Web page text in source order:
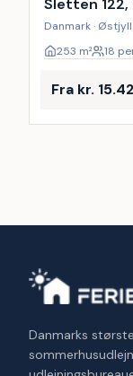
Sletten
Danmark ·
253 m² 18
Fra kr.
Danmarks